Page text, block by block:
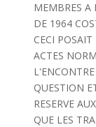
MEMBRES A
DE 1964
CECI
ACTES
QUESTION
RESERVE
QUE LES